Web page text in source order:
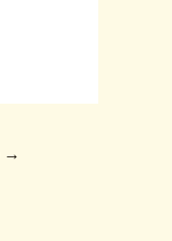
→